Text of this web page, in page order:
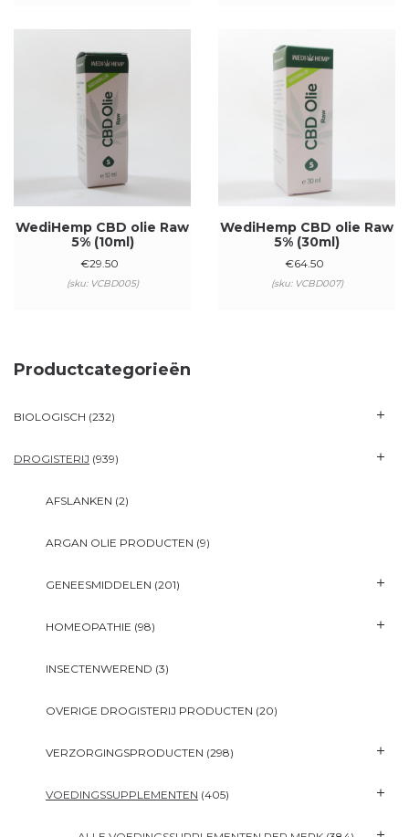
WediHemp CBD olie Raw
5% (10ml)
€29.50
(sku: VCBD005)
WediHemp CBD olie Raw
5% (30ml)
€64.50
(sku: VCBD007)
Productcategorieën
BIOLOGISCH (232)
DROGISTERIJ (939)
AFSLANKEN (2)
ARGAN OLIE PRODUCTEN (9)
GENEESMIDDELEN (201)
HOMEOPATHIE (98)
INSECTENWEREND (3)
OVERIGE DROGISTERIJ PRODUCTEN (20)
VERZORGINGSPRODUCTEN (298)
VOEDINGSSUPPLEMENTEN (405)